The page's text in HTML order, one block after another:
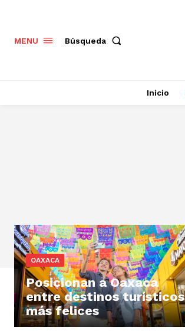
MENU Búsqueda
Inicio
OAXACA
Posicionan a Oaxaca
entre destinos turísticos
más felices